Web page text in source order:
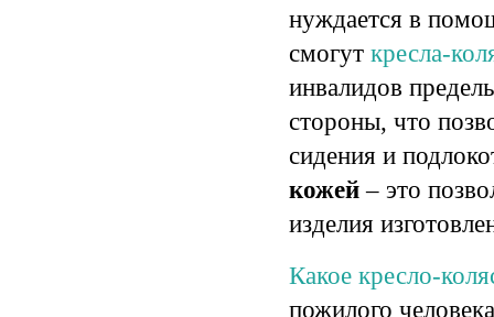
нуждается в
смогут кресла-
инвалидов
стороны, что
сидения и
кожей – это
изделия
Какое кресло-
пожилого